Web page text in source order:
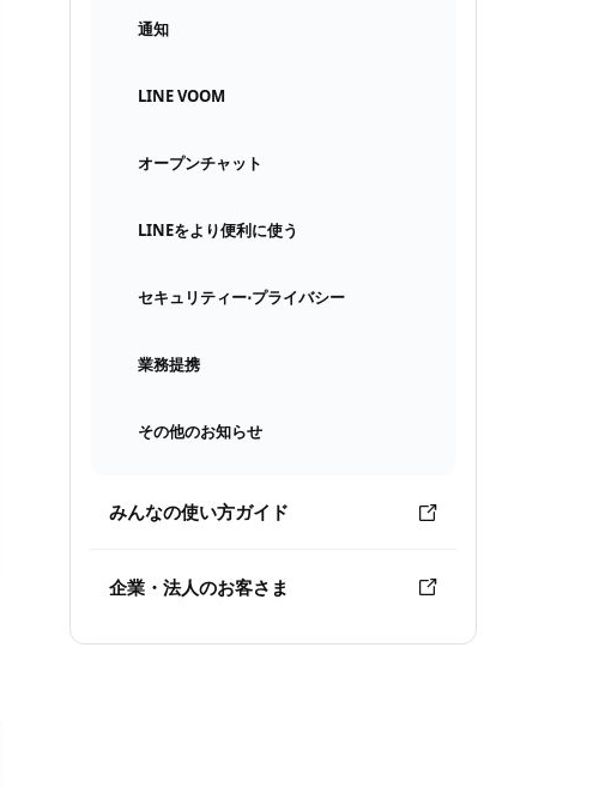
通知
LINE VOOM
オープンチャット
LINEをより便利に使う
セキュリティー⋅プライバシー
業務提携
その他のお知らせ
みんなの使い方ガイド
企業・法人のお客さま